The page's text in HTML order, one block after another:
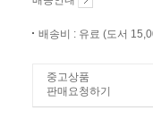
배송비 : 유료 (도서
중고상품
판매요청하기